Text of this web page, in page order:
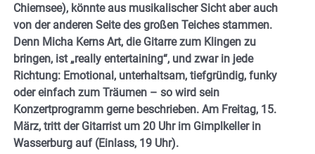
Chiemsee), könnte aus musikalischer Sicht aber auch
von der anderen Seite des großen Teiches stammen.
Denn Micha Kerns Art, die Gitarre zum Klingen zu
bringen, ist „really entertaining“, und zwar in jede
Richtung: Emotional, unterhaltsam, tiefgründig, funky
oder einfach zum Träumen – so wird sein
Konzertprogramm gerne beschrieben. Am Freitag, 15.
März, tritt der Gitarrist um 20 Uhr im Gimplkeller in
Wasserburg auf (Einlass, 19 Uhr).